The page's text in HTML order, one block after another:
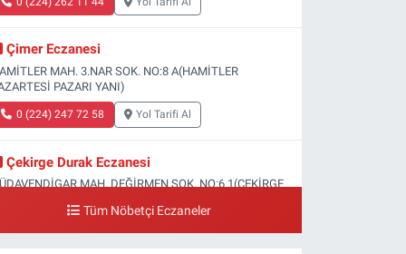
Çimer Eczanesi
MAH. 3.NAR SOK. NO:8 A(HAMİTLER
PAZARI YANI)
0 (224) 247 72 58 Yol Tarifi Al
Çekirge Durak Eczanesi
MAH. DEĞİRMEN SOK. NO:6 1(ÇEKİRGE
Tüm Nöbetçi Eczaneler